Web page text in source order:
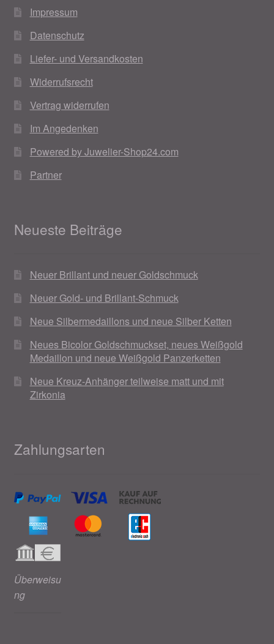
Impressum
Datenschutz
Liefer- und Versandkosten
Widerrufsrecht
Vertrag widerrufen
Im Angedenken
Powered by Juwelier-Shop24.com
Partner
Neueste Beiträge
Neuer Brillant und neuer Goldschmuck
Neuer Gold- und Brillant-Schmuck
Neue Silbermedaillons und neue Silber Ketten
Neues Bicolor Goldschmuckset, neues Weißgold
Medaillon und neue Weißgold Panzerketten
Neue Kreuz-Anhänger teilweise matt und mit
Zirkonia
Zahlungsarten
Überweisu
ng